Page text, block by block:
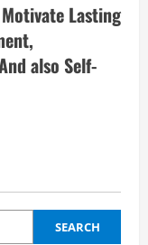
Lasting
also Self-
SEARCH